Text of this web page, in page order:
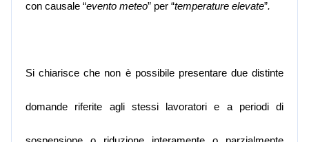
con causale “evento meteo” per “temperature elevate”.
Si chiarisce che non è possibile presentare due distinte
domande riferite agli stessi lavoratori e a periodi di